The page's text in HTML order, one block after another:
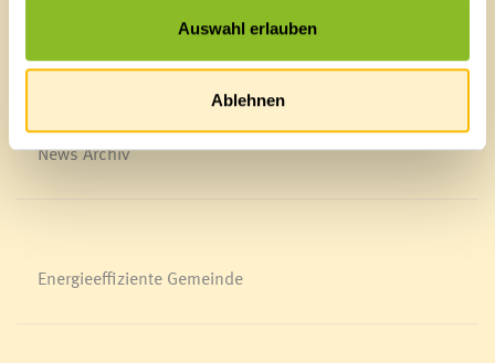
Auswahl erlauben
Ablehnen
Ortsplan
Bürgermeldungen
Veranstaltungskalender
Mediathek
News Archiv
Energieeffiziente Gemeinde